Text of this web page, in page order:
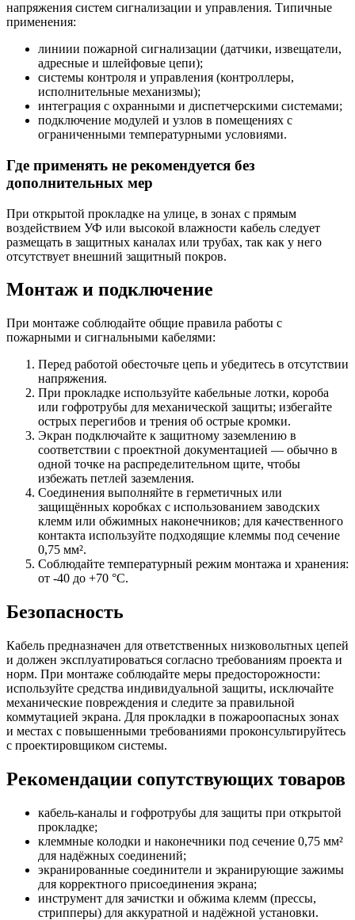
напряжения систем сигнализации и управления. Типичные
применения:
линиии пожарной сигнализации (датчики, извещатели,
адресные и шлейфовые цепи);
системы контроля и управления (контроллеры,
исполнительные механизмы);
интеграция с охранными и диспетчерскими системами;
подключение модулей и узлов в помещениях с
ограниченными температурными условиями.
Где применять не рекомендуется без
дополнительных мер
При открытой прокладке на улице, в зонах с прямым
воздействием УФ или высокой влажности кабель следует
размещать в защитных каналах или трубах, так как у него
отсутствует внешний защитный покров.
Монтаж и подключение
При монтаже соблюдайте общие правила работы с
пожарными и сигнальными кабелями:
Перед работой обесточьте цепь и убедитесь в отсутствии
напряжения.
При прокладке используйте кабельные лотки, короба
или гофротрубы для механической защиты; избегайте
острых перегибов и трения об острые кромки.
Экран подключайте к защитному заземлению в
соответствии с проектной документацией — обычно в
одной точке на распределительном щите, чтобы
избежать петлей заземления.
Соединения выполняйте в герметичных или
защищённых коробках с использованием заводских
клемм или обжимных наконечников; для качественного
контакта используйте подходящие клеммы под сечение
0,75 мм².
Соблюдайте температурный режим монтажа и хранения:
от -40 до +70 °C.
Безопасность
Кабель предназначен для ответственных низковольтных цепей
и должен эксплуатироваться согласно требованиям проекта и
норм. При монтаже соблюдайте меры предосторожности:
используйте средства индивидуальной защиты, исключайте
механические повреждения и следите за правильной
коммутацией экрана. Для прокладки в пожароопасных зонах
и местах с повышенными требованиями проконсультируйтесь
с проектировщиком системы.
Рекомендации сопутствующих товаров
кабель-каналы и гофротрубы для защиты при открытой
прокладке;
клеммные колодки и наконечники под сечение 0,75 мм²
для надёжных соединений;
экранированные соединители и экранирующие зажимы
для корректного присоединения экрана;
инструмент для зачистки и обжима клемм (прессы,
стрипперы) для аккуратной и надёжной установки.